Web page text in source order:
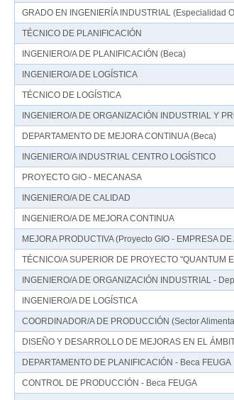
GRADO EN INGENIERÍA INDUSTRIAL (Especialidad
TÉCNICO DE PLANIFICACIÓN
INGENIERO/A DE PLANIFICACIÓN (Beca)
INGENIERO/A DE LOGÍSTICA
TÉCNICO DE LOGÍSTICA
INGENIERO/A DE ORGANIZACIÓN INDUSTRIAL Y
DEPARTAMENTO DE MEJORA CONTINUA (Beca)
INGENIERO/A INDUSTRIAL CENTRO LOGÍSTICO
PROYECTO GIO - MECANASA
INGENIERO/A DE CALIDAD
INGENIERO/A DE MEJORA CONTINUA
MEJORA PRODUCTIVA (Proyecto GIO - EMPRESA
TÉCNICO/A SUPERIOR DE PROYECTO "QUANTUM
INGENIERO/A DE ORGANIZACIÓN INDUSTRIAL -
INGENIERO/A DE LOGÍSTICA
COORDINADOR/A DE PRODUCCIÓN (Sector
DISEÑO Y DESARROLLO DE MEJORAS EN EL
DEPARTAMENTO DE PLANIFICACIÓN - Beca FEUGA
CONTROL DE PRODUCCIÓN - Beca FEUGA